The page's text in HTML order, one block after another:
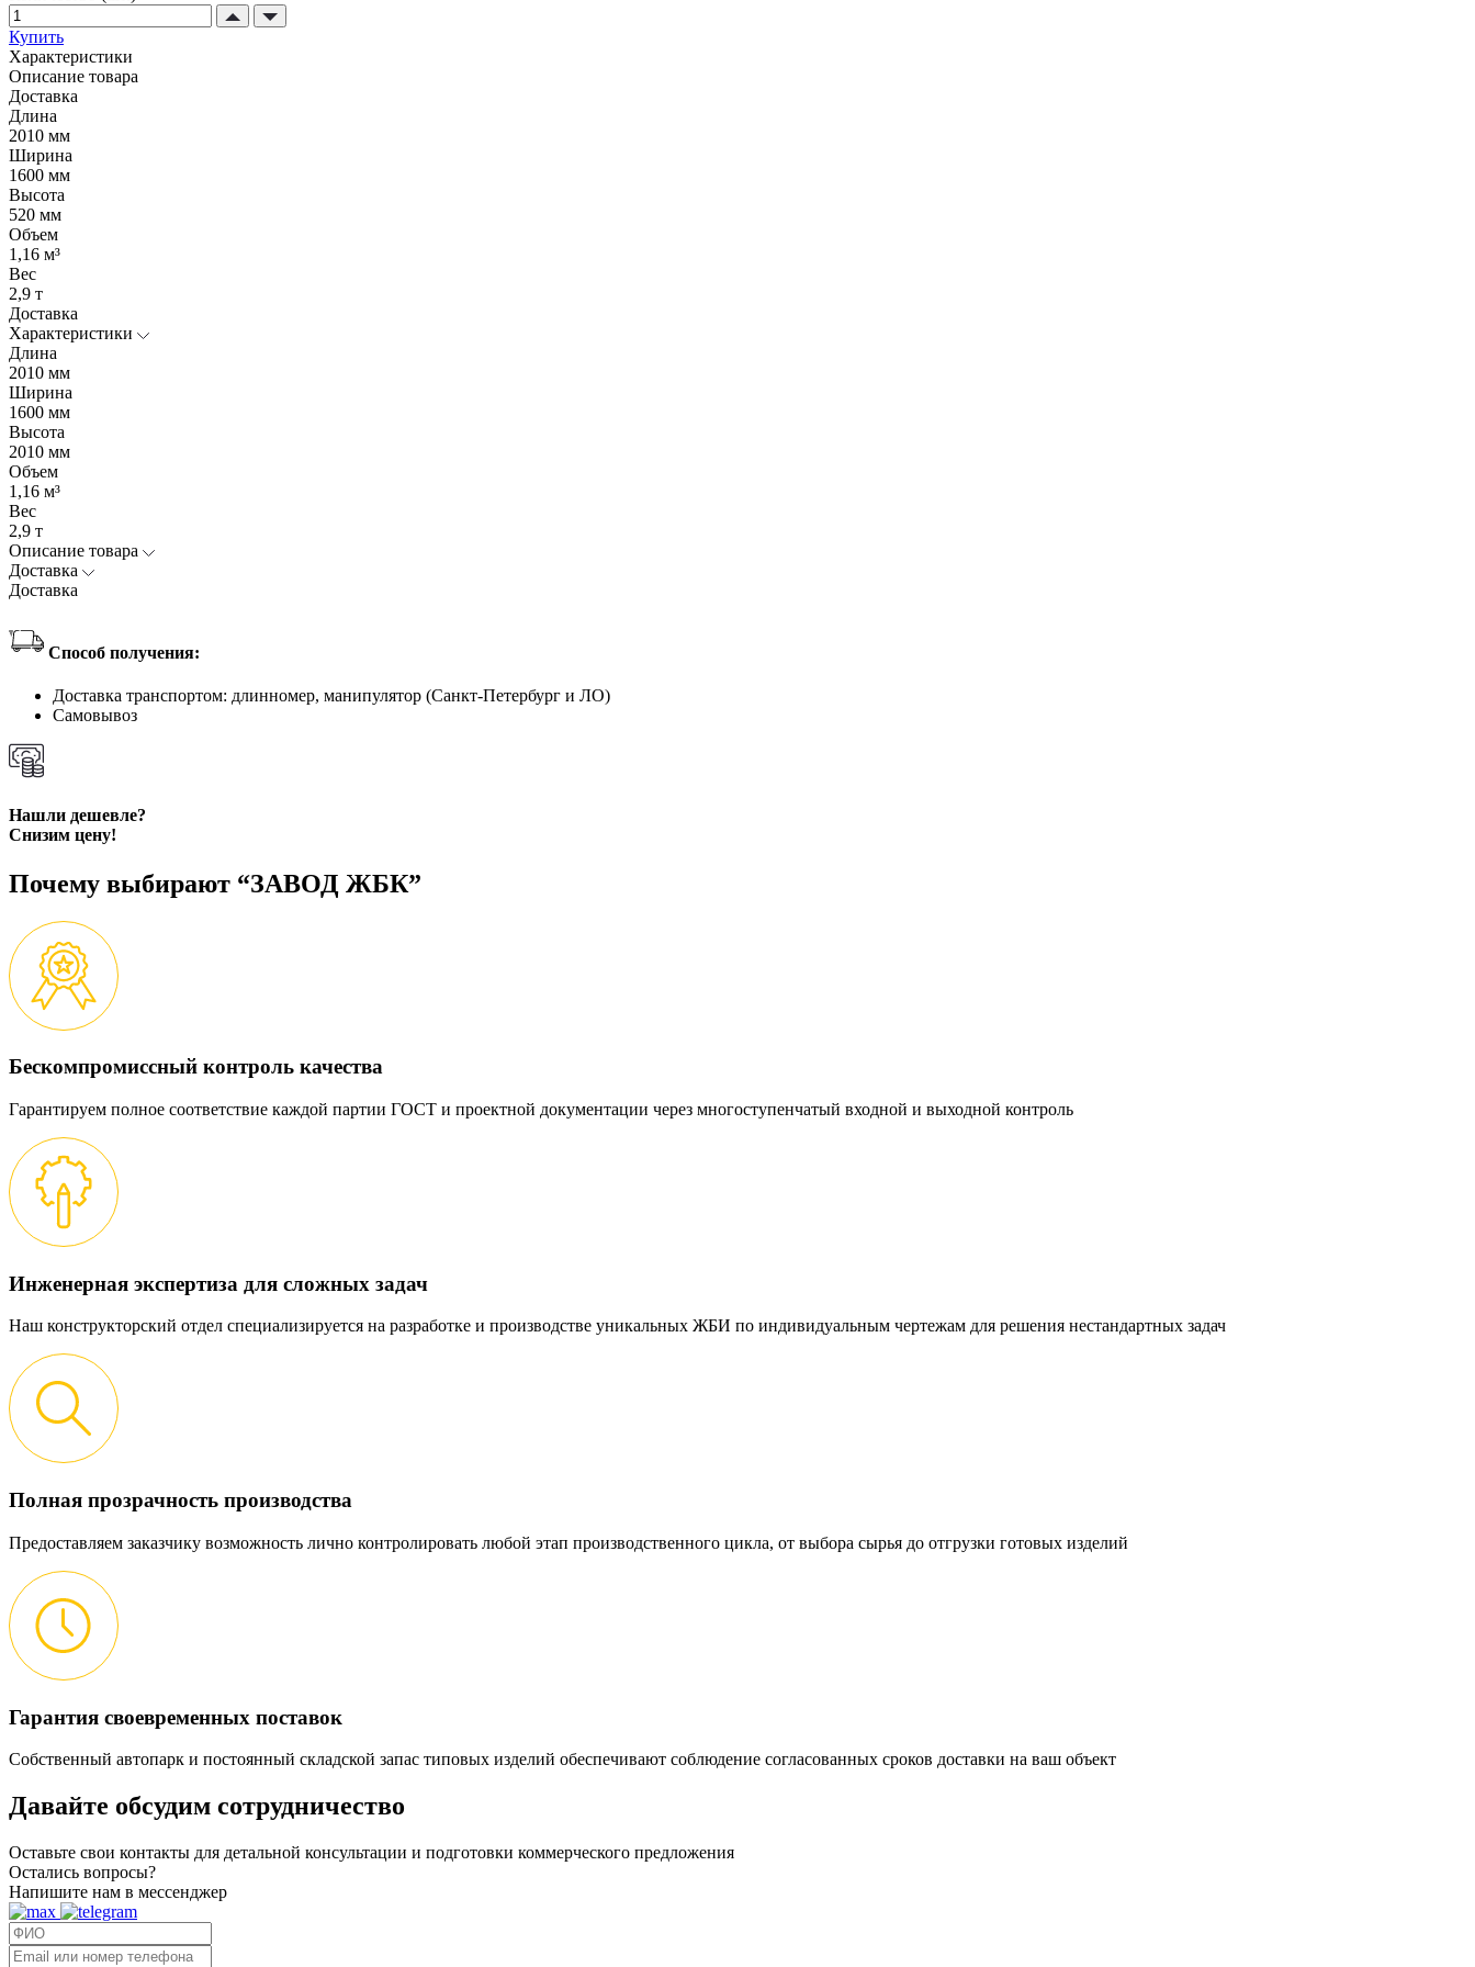
Купить
Характеристики
Описание товара
Доставка
Длина
2010 мм
Ширина
1600 мм
Высота
520 мм
Объем
1,16 м³
Вес
2,9 т
Доставка
Характеристики
Длина
2010 мм
Ширина
1600 мм
Высота
2010 мм
Объем
1,16 м³
Вес
2,9 т
Описание товара
Доставка
Доставка
Способ получения:
Доставка транспортом: длинномер, манипулятор (Санкт-Петербург и ЛО)
Самовывоз
Нашли дешевле?
Снизим цену!
Почему выбирают “ЗАВОД ЖБК”
Бескомпромиссный контроль качества
Гарантируем полное соответствие каждой партии ГОСТ и проектной документации через многоступенчатый входной и выходной контроль
Инженерная экспертиза для сложных задач
Наш конструкторский отдел специализируется на разработке и производстве уникальных ЖБИ по индивидуальным чертежам для решения нестандартных задач
Полная прозрачность производства
Предоставляем заказчику возможность лично контролировать любой этап производственного цикла, от выбора сырья до отгрузки готовых изделий
Гарантия своевременных поставок
Собственный автопарк и постоянный складской запас типовых изделий обеспечивают соблюдение согласованных сроков доставки на ваш объект
Давайте обсудим сотрудничество
Оставьте свои контакты для детальной консультации и подготовки коммерческого предложения
Остались вопросы?
Напишите нам в мессенджер